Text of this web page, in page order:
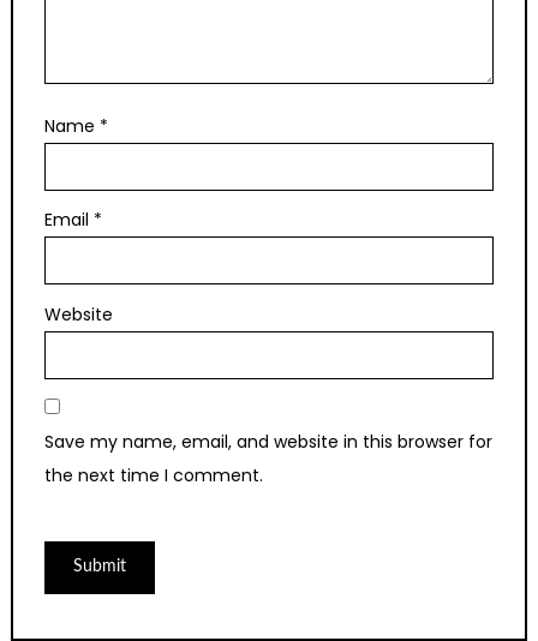
Name *
Email *
Website
Save my name, email, and website in this browser for
the next time I comment.